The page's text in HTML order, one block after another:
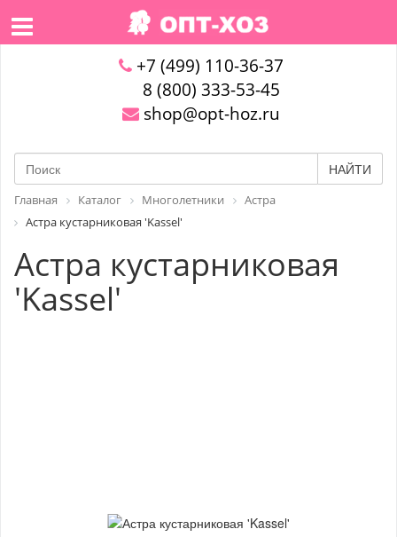
+7 (499) 110-36-37
8 (800) 333-53-45
shop@opt-hoz.ru
НАЙТИ
Главная Каталог Многолетники
Астра
Астра кустарниковая 'Kassel'
Астра кустарниковая
'Kassel'